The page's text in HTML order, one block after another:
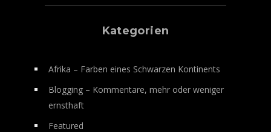
Kategorien
Afrika – Farben eines Schwarzen Kontinents
Blogging – Kommentare, mehr oder weniger
ernsthaft
Featured